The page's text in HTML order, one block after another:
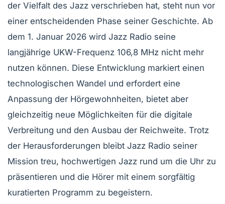
der Vielfalt des Jazz verschrieben hat, steht nun vor
einer entscheidenden Phase seiner Geschichte. Ab
dem 1. Januar 2026 wird Jazz Radio seine
langjährige UKW-Frequenz 106,8 MHz nicht mehr
nutzen können. Diese Entwicklung markiert einen
technologischen Wandel und erfordert eine
Anpassung der Hörgewohnheiten, bietet aber
gleichzeitig neue Möglichkeiten für die digitale
Verbreitung und den Ausbau der Reichweite. Trotz
der Herausforderungen bleibt Jazz Radio seiner
Mission treu, hochwertigen Jazz rund um die Uhr zu
präsentieren und die Hörer mit einem sorgfältig
kuratierten Programm zu begeistern.